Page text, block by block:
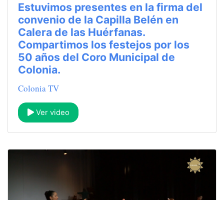
Estuvimos presentes en la firma del
convenio de la Capilla Belén en
Calera de las Huérfanas.
Compartimos los festejos por los
50 años del Coro Municipal de
Colonia.
Colonia TV
Ver video